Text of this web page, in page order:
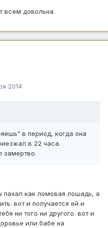
всем довольна.
2014
в период, когда она
в 22 часа.
замертво.
пахал как ломовая лошадь, а
вот и получается ей и
ни того ни другого. вот и
или бабе на